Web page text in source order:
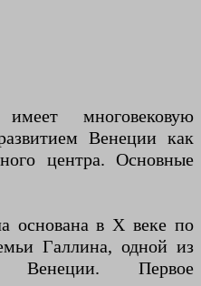
многовековую
Венеции как
центра. Основные
основана в X веке по
Галлина, одной из
Венеции. Первое